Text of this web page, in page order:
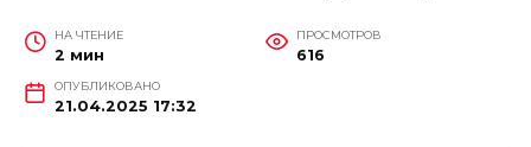
НА ЧТЕНИЕ
2 мин
ПРОСМОТРОВ
616
ОПУБЛИКОВАНО
21.04.2025 17:32